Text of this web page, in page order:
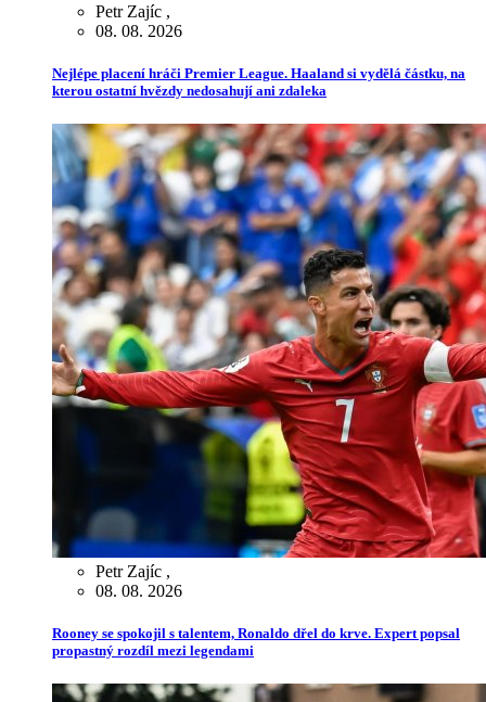
Petr Zajíc ,
08. 08. 2026
Nejlépe placení hráči Premier League. Haaland si vydělá částku, na
kterou ostatní hvězdy nedosahují ani zdaleka
Petr Zajíc ,
08. 08. 2026
Rooney se spokojil s talentem, Ronaldo dřel do krve. Expert popsal
propastný rozdíl mezi legendami